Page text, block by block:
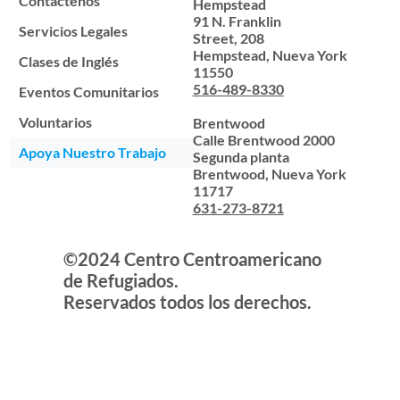
Servicios Legales
Clases de Inglés
Eventos Comunitarios
Voluntarios
Apoya Nuestro Trabajo
©2024 Centro Centroamericano
de Refugiados.
Reservados todos los derechos.
Hempstead
91 N. Franklin
Street, 208
Hempstead, Nueva York
11550
516-489-8330
Brentwood
Calle Brentwood 2000
Segunda planta
Brentwood, Nueva York
11717
631-273-8721